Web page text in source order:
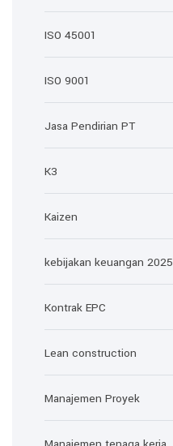
ISO 45001
ISO 9001
Jasa Pendirian PT
K3
Kaizen
kebijakan keuangan 2025
Kontrak EPC
Lean construction
Manajemen Proyek